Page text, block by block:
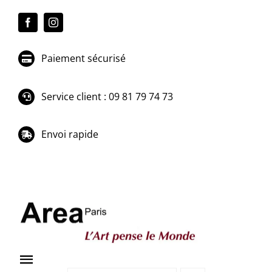
Paiement sécurisé
Service client : 09 81 79 74 73
Envoi rapide